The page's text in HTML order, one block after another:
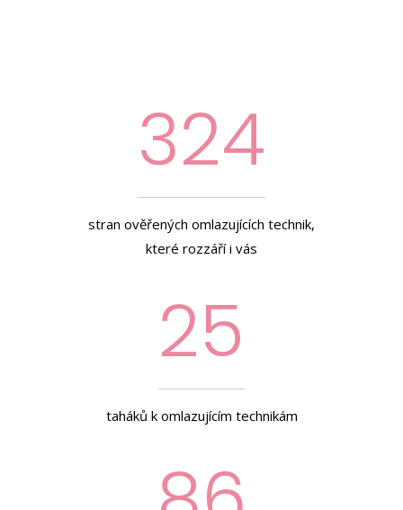
324
stran ověřených omlazujících technik,
které rozzáří i vás
25
taháků k omlazujícím technikám